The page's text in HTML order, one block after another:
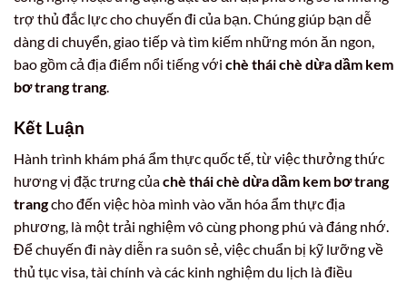
trợ thủ đắc lực cho chuyến đi của bạn. Chúng giúp bạn dễ
dàng di chuyển, giao tiếp và tìm kiếm những món ăn ngon,
bao gồm cả địa điểm nổi tiếng với chè thái chè dừa dầm kem
bơ trang trang.
Kết Luận
Hành trình khám phá ẩm thực quốc tế, từ việc thưởng thức
hương vị đặc trưng củachè thái chè dừa dầm kem bơ trang
trangcho đến việc hòa mình vào văn hóa ẩm thực địa
phương, là một trải nghiệm vô cùng phong phú và đáng nhớ.
Để chuyến đi này diễn ra suôn sẻ, việc chuẩn bị kỹ lưỡng về
thủ tục visa, tài chính và các kinh nghiệm du lịch là điều